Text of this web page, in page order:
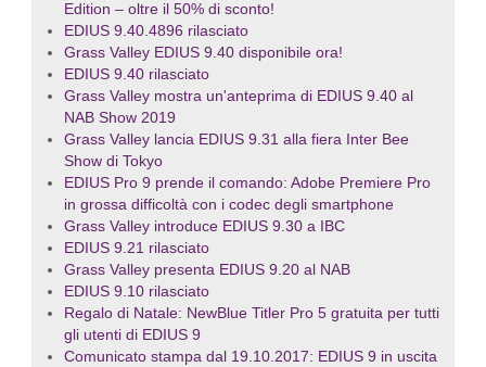
Edition – oltre il 50% di sconto!
EDIUS 9.40.4896 rilasciato
Grass Valley EDIUS 9.40 disponibile ora!
EDIUS 9.40 rilasciato
Grass Valley mostra un'anteprima di EDIUS 9.40 al
NAB Show 2019
Grass Valley lancia EDIUS 9.31 alla fiera Inter Bee
Show di Tokyo
EDIUS Pro 9 prende il comando: Adobe Premiere Pro
in grossa difficoltà con i codec degli smartphone
Grass Valley introduce EDIUS 9.30 a IBC
EDIUS 9.21 rilasciato
Grass Valley presenta EDIUS 9.20 al NAB
EDIUS 9.10 rilasciato
Regalo di Natale: NewBlue Titler Pro 5 gratuita per tutti
gli utenti di EDIUS 9
Comunicato stampa dal 19.10.2017: EDIUS 9 in uscita